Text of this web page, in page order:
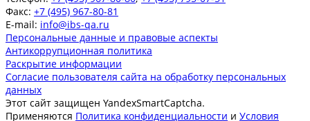
Факс: +7 (495) 967-80-81
E-mail: info@ibs-qa.ru
Персональные данные и правовые аспекты
Антикоррупционная политика
Раскрытие информации
Согласие пользователя сайта на обработку персональных
данных
Этот сайт защищен YandexSmartCaptcha.
Применяются Политика конфиденциальности и Условия